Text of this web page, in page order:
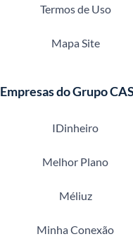
Termos de Uso
Mapa Site
Empresas do Grupo
IDinheiro
Melhor Plano
Méliuz
Minha Conexão